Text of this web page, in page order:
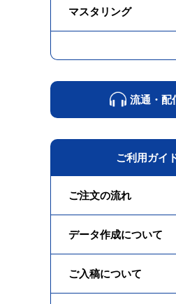
マスタリング
流通・配
ご利用ガイ
ご注文の流れ
データ作成について
ご入稿について